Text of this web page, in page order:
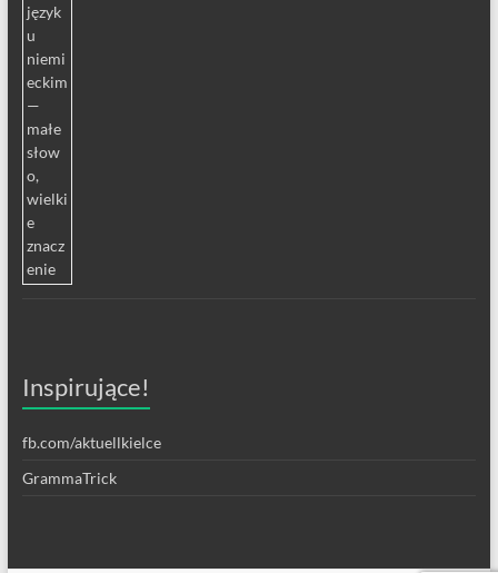
Inspirujące!
fb.com/aktuellkielce
GrammaTrick